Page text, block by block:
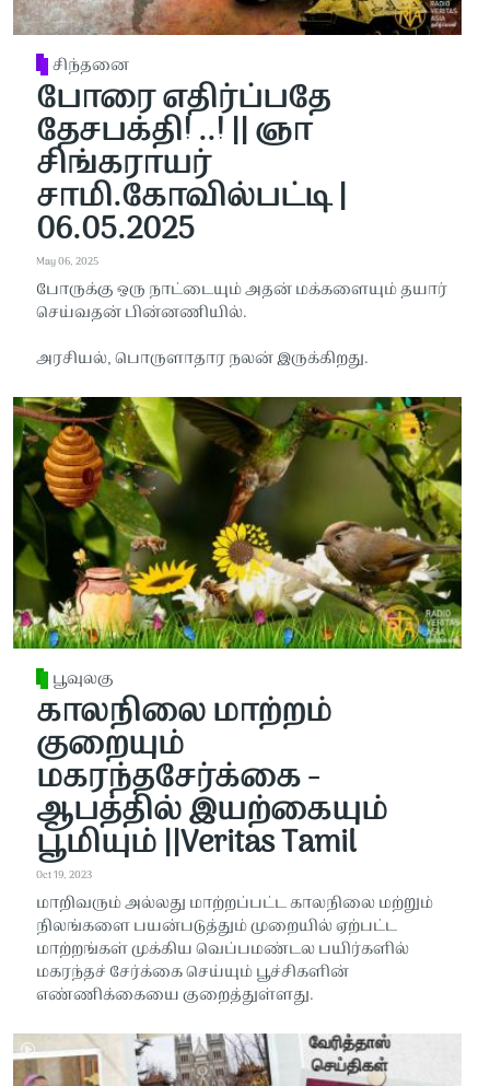
சிந்தனை
போரை எதிர்ப்பதே
தேசபக்தி! ..! || ஞா
சிங்கராயர்
சாமி.கோவில்பட்டி |
06.05.2025
May 06, 2025
போருக்கு ஒரு நாட்டையும் அதன் மக்களையும் தயார்
செய்வதன் பின்னணியில்.
அரசியல், பொருளாதார நலன் இருக்கிறது.
பூவுலகு
காலநிலை மாற்றம்
குறையும்
மகரந்தசேர்க்கை -
ஆபத்தில் இயற்கையும்
பூமியும் ||Veritas Tamil
Oct 19, 2023
மாறிவரும் அல்லது மாற்றப்பட்ட காலநிலை மற்றும்
நிலங்களை பயன்படுத்தும் முறையில் ஏற்பட்ட
மாற்றங்கள் முக்கிய வெப்பமண்டல பயிர்களில்
மகரந்தச் சேர்க்கை செய்யும் பூச்சிகளின்
எண்ணிக்கையை குறைத்துள்ளது.